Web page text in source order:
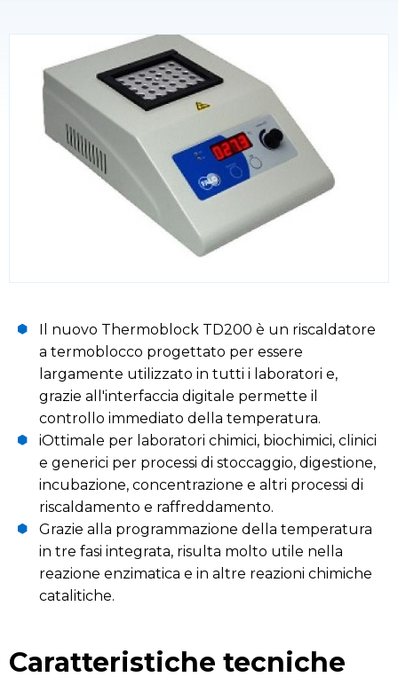
Il nuovo Thermoblock TD200 è un riscaldatore
a termoblocco progettato per essere
largamente utilizzato in tutti i laboratori e,
grazie all'interfaccia digitale permette il
controllo immediato della temperatura.
iOttimale per laboratori chimici, biochimici, clinici
e generici per processi di stoccaggio, digestione,
incubazione, concentrazione e altri processi di
riscaldamento e raffreddamento.
Grazie alla programmazione della temperatura
in tre fasi integrata, risulta molto utile nella
reazione enzimatica e in altre reazioni chimiche
catalitiche.
Caratteristiche tecniche